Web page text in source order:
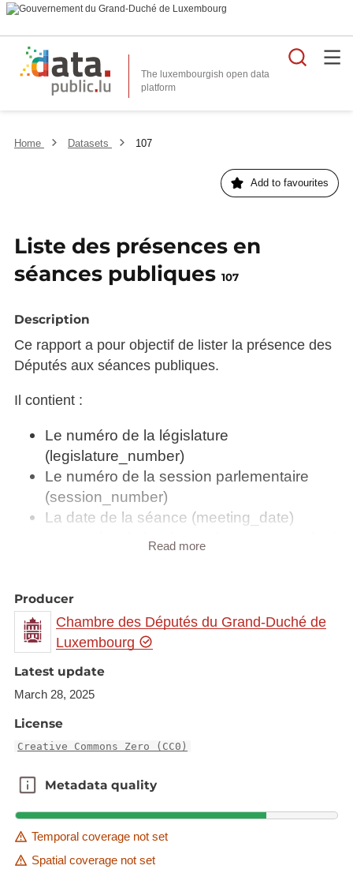
The luxembourgish open data
platform
Home Datasets 107
Add to favourites
Liste des présences en
séances publiques 107
Description
Ce rapport a pour objectif de lister la présence des
Députés aux séances publiques.
Il contient :
Le numéro de la législature
(legislature_number)
Le numéro de la session parlementaire
(session_number)
La date de la séance (meeting_date)
Le numéro de la séance (meeting_number)
o Présent (PRESENT)
o Excusé (EXCUSED)
o Mission externe (FOREIGN_MISSION)
Le titre (person_title)
Le nom (name)
Le prénom (firstname)
Le groupe politique (political_group)
Le rapport des présences aux séances publiques
est disponible dans les formats suivants :
XLS
Read more
Producer
Chambre des Députés du Grand-Duché de
Luxembourg
Latest update
March 28, 2025
License
Creative Commons Zero (CC0)
Metadata quality
Metadata quality
Temporal coverage not set
Spatial coverage not set